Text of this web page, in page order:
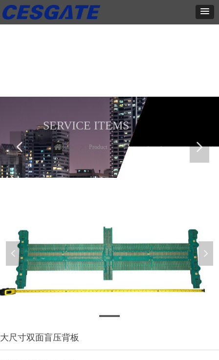
大尺寸双面盲压背板
넳 넲
SERVICE ITEMS
Home Product
넳 넲